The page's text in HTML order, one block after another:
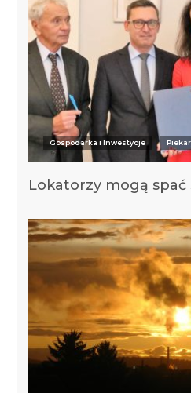
Gospodarka i Inwestycje
Lokatorzy mogą spać